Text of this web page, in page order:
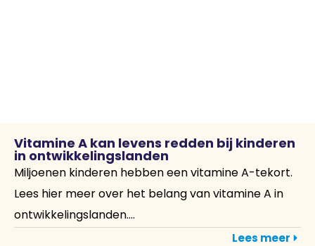
Vitamine A kan levens redden bij kinderen
in ontwikkelingslanden
Miljoenen kinderen hebben een vitamine A-tekort.
Lees hier meer over het belang van vitamine A in
ontwikkelingslanden....
Lees meer